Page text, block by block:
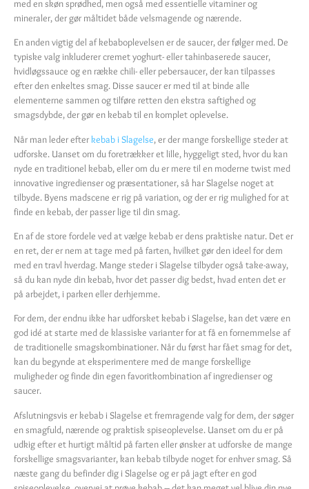
med en skøn sprødhed, men også med essentielle vitaminer og
mineraler, der gør måltidet både velsmagende og nærende.
En anden vigtig del af kebaboplevelsen er de saucer, der følger med. De
typiske valg inkluderer cremet yoghurt- eller tahinbaserede saucer,
hvidløgssauce og en række chili- eller pebersaucer, der kan tilpasses
efter den enkeltes smag. Disse saucer er med til at binde alle
elementerne sammen og tilføre retten den ekstra saftighed og
smagsdybde, der gør en kebab til en komplet oplevelse.
Når man leder efter kebab i Slagelse, er der mange forskellige steder at
udforske. Uanset om du foretrækker et lille, hyggeligt sted, hvor du kan
nyde en traditionel kebab, eller om du er mere til en moderne twist med
innovative ingredienser og præsentationer, så har Slagelse noget at
tilbyde. Byens madscene er rig på variation, og der er rig mulighed for at
finde en kebab, der passer lige til din smag.
En af de store fordele ved at vælge kebab er dens praktiske natur. Det er
en ret, der er nem at tage med på farten, hvilket gør den ideel for dem
med en travl hverdag. Mange steder i Slagelse tilbyder også take-away,
så du kan nyde din kebab, hvor det passer dig bedst, hvad enten det er
på arbejdet, i parken eller derhjemme.
For dem, der endnu ikke har udforsket kebab i Slagelse, kan det være en
god idé at starte med de klassiske varianter for at få en fornemmelse af
de traditionelle smagskombinationer. Når du først har fået smag for det,
kan du begynde at eksperimentere med de mange forskellige
muligheder og finde din egen favoritkombination af ingredienser og
saucer.
Afslutningsvis er kebab i Slagelse et fremragende valg for dem, der søger
en smagfuld, nærende og praktisk spiseoplevelse. Uanset om du er på
udkig efter et hurtigt måltid på farten eller ønsker at udforske de mange
forskellige smagsvarianter, kan kebab tilbyde noget for enhver smag. Så
næste gang du befinder dig i Slagelse og er på jagt efter en god